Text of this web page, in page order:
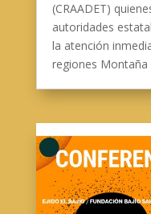
(CRAADET)
autoridades
la atención
regiones Montaña